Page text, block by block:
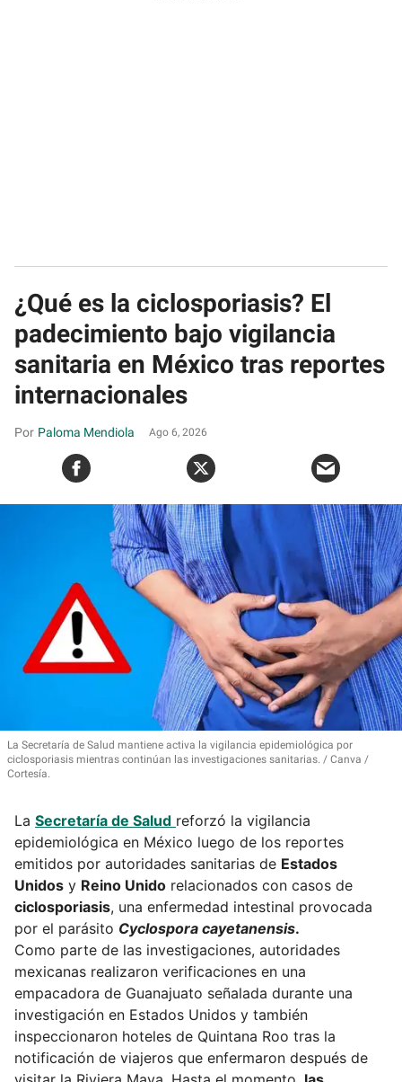
¿Qué es la ciclosporiasis? El
padecimiento bajo vigilancia
sanitaria en México tras reportes
internacionales
Paloma Mendiola Ago 6, 2026
La Secretaría de Salud mantiene activa la vigilancia epidemiológica por
ciclosporiasis mientras continúan las investigaciones sanitarias.
Canva /
Cortesía.
La Secretaría de Salud reforzó la vigilancia
epidemiológica en México luego de los reportes
emitidos por autoridades sanitarias de Estados
Unidos y Reino Unido relacionados con casos de
ciclosporiasis, una enfermedad intestinal provocada
por el parásito Cyclospora cayetanensis.
Como parte de las investigaciones, autoridades
mexicanas realizaron verificaciones en una
empacadora de Guanajuato señalada durante una
investigación en Estados Unidos y también
inspeccionaron hoteles de Quintana Roo tras la
notificación de viajeros que enfermaron después de